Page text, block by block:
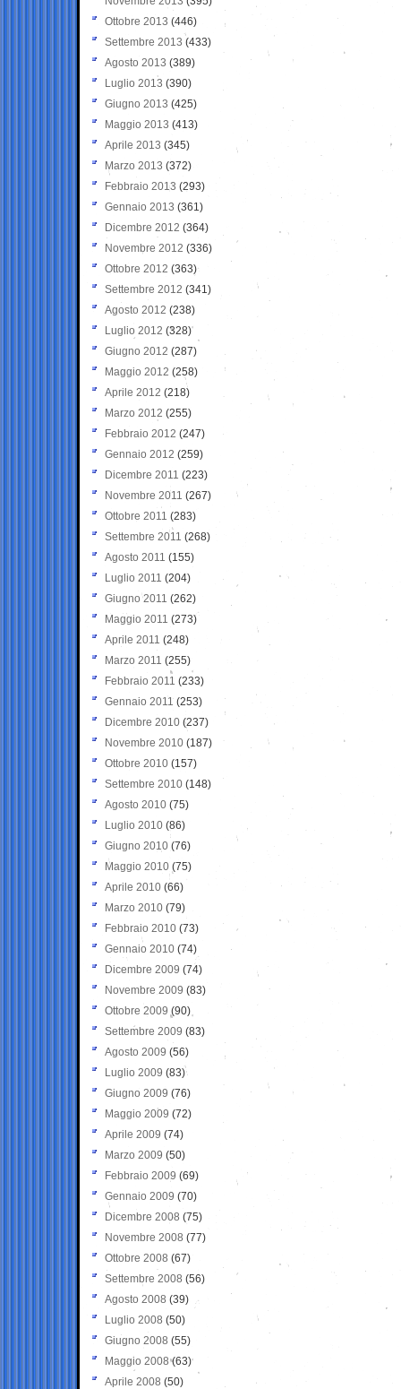
Ottobre 2013 (446)
Settembre 2013 (433)
Agosto 2013 (389)
Luglio 2013 (390)
Giugno 2013 (425)
Maggio 2013 (413)
Aprile 2013 (345)
Marzo 2013 (372)
Febbraio 2013 (293)
Gennaio 2013 (361)
Dicembre 2012 (364)
Novembre 2012 (336)
Ottobre 2012 (363)
Settembre 2012 (341)
Agosto 2012 (238)
Luglio 2012 (328)
Giugno 2012 (287)
Maggio 2012 (258)
Aprile 2012 (218)
Marzo 2012 (255)
Febbraio 2012 (247)
Gennaio 2012 (259)
Dicembre 2011 (223)
Novembre 2011 (267)
Ottobre 2011 (283)
Settembre 2011 (268)
Agosto 2011 (155)
Luglio 2011 (204)
Giugno 2011 (262)
Maggio 2011 (273)
Aprile 2011 (248)
Marzo 2011 (255)
Febbraio 2011 (233)
Gennaio 2011 (253)
Dicembre 2010 (237)
Novembre 2010 (187)
Ottobre 2010 (157)
Settembre 2010 (148)
Agosto 2010 (75)
Luglio 2010 (86)
Giugno 2010 (76)
Maggio 2010 (75)
Aprile 2010 (66)
Marzo 2010 (79)
Febbraio 2010 (73)
Gennaio 2010 (74)
Dicembre 2009 (74)
Novembre 2009 (83)
Ottobre 2009 (90)
Settembre 2009 (83)
Agosto 2009 (56)
Luglio 2009 (83)
Giugno 2009 (76)
Maggio 2009 (72)
Aprile 2009 (74)
Marzo 2009 (50)
Febbraio 2009 (69)
Gennaio 2009 (70)
Dicembre 2008 (75)
Novembre 2008 (77)
Ottobre 2008 (67)
Settembre 2008 (56)
Agosto 2008 (39)
Luglio 2008 (50)
Giugno 2008 (55)
Maggio 2008(63)
Aprile 2008 (50)